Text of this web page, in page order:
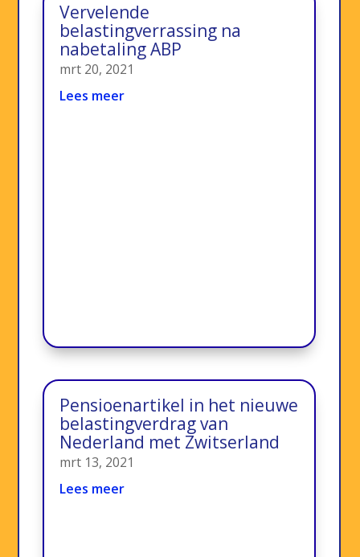
Vervelende
belastingverrassing na
nabetaling ABP
mrt 20, 2021
Lees meer
Pensioenartikel in het nieuwe
belastingverdrag van
Nederland met Zwitserland
mrt 13, 2021
Lees meer